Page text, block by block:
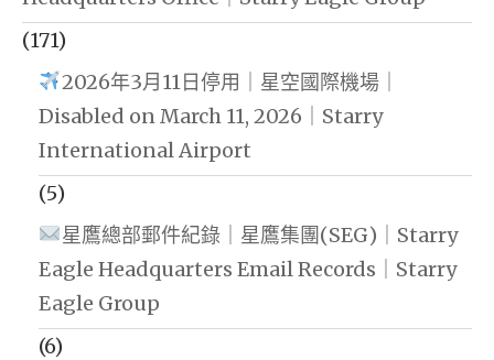
(171)
2026年3月11日停用｜星空國際機場｜
Disabled on March 11, 2026｜Starry
International Airport
(5)
星鷹總部郵件紀錄｜星鷹集團(SEG)｜Starry
Eagle Headquarters Email Records｜Starry
Eagle Group
(6)